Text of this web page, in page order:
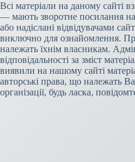
Всі матеріали на даному сайті
— мають зворотне посилання на
або надіслані відвідувачами
виключно для ознайомлення.
належать їхнім власникам.
відповідальності за зміст
виявили на нашому сайті
авторські права, що належать
організації, будь ласка,